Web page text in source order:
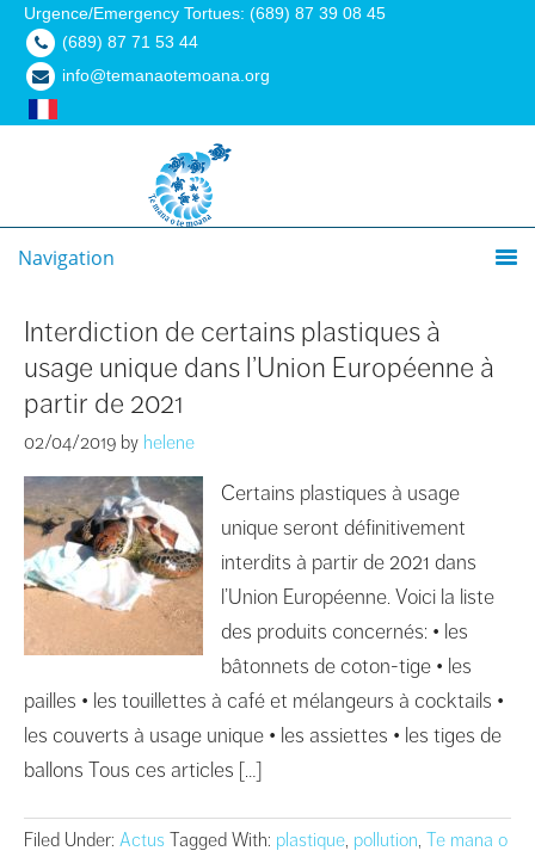
Urgence/Emergency Tortues: (689) 87 39 08 45
(689) 87 71 53 44
info@temanaotemoana.org
Navigation
Interdiction de certains plastiques à
usage unique dans l’Union Européenne à
partir de 2021
02/04/2019 by helene
Certains plastiques à usage
unique seront définitivement
interdits à partir de 2021 dans
l’Union Européenne. Voici la liste
des produits concernés: • les
bâtonnets de coton-tige • les
pailles • les touillettes à café et mélangeurs à cocktails •
les couverts à usage unique • les assiettes • les tiges de
ballons Tous ces articles […]
Filed Under: Actus Tagged With: plastique, pollution, Te mana o